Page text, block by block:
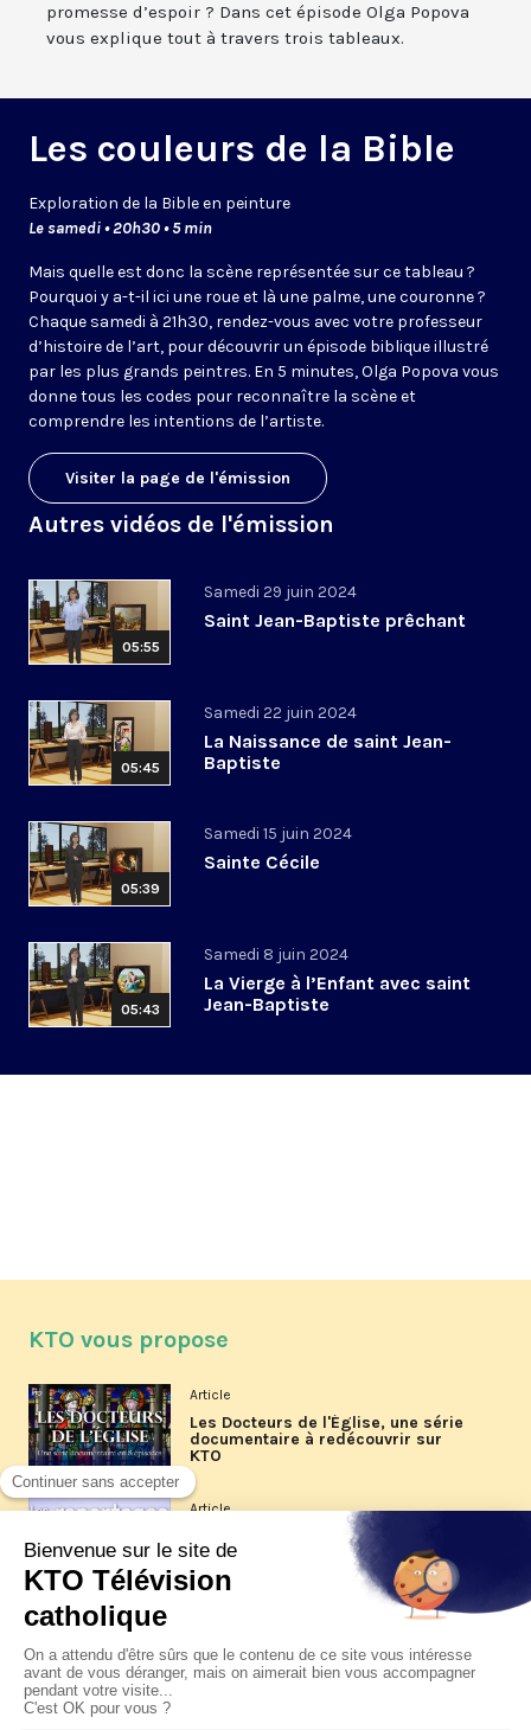
promesse d’espoir ? Dans cet épisode Olga Popova
vous explique tout à travers trois tableaux.
Les couleurs de la Bible
Exploration de la Bible en peinture
Le samedi • 20h30 • 5 min
Mais quelle est donc la scène représentée sur ce tableau ?
Pourquoi y a-t-il ici une roue et là une palme, une couronne ?
Chaque samedi à 21h30, rendez-vous avec votre professeur
d’histoire de l’art, pour découvrir un épisode biblique illustré
par les plus grands peintres. En 5 minutes, Olga Popova vous
donne tous les codes pour reconnaître la scène et
comprendre les intentions de l’artiste.
Visiter la page de l'émission
Autres vidéos de l'émission
05:55
Samedi 29 juin 2024
Saint Jean-Baptiste prêchant
05:45
Samedi 22 juin 2024
La Naissance de saint Jean-
Baptiste
05:39
Samedi 15 juin 2024
Sainte Cécile
05:43
Samedi 8 juin 2024
La Vierge à l’Enfant avec saint
Jean-Baptiste
KTO vous propose
Article
Les Docteurs de l'Église, une série
documentaire à redécouvrir sur
KTO
Article
Les reportages d'été 2026 de KTO
La visite pastorale du pape Léon
XIV à Assise à suivre sur KTO le
jeudi 6 août